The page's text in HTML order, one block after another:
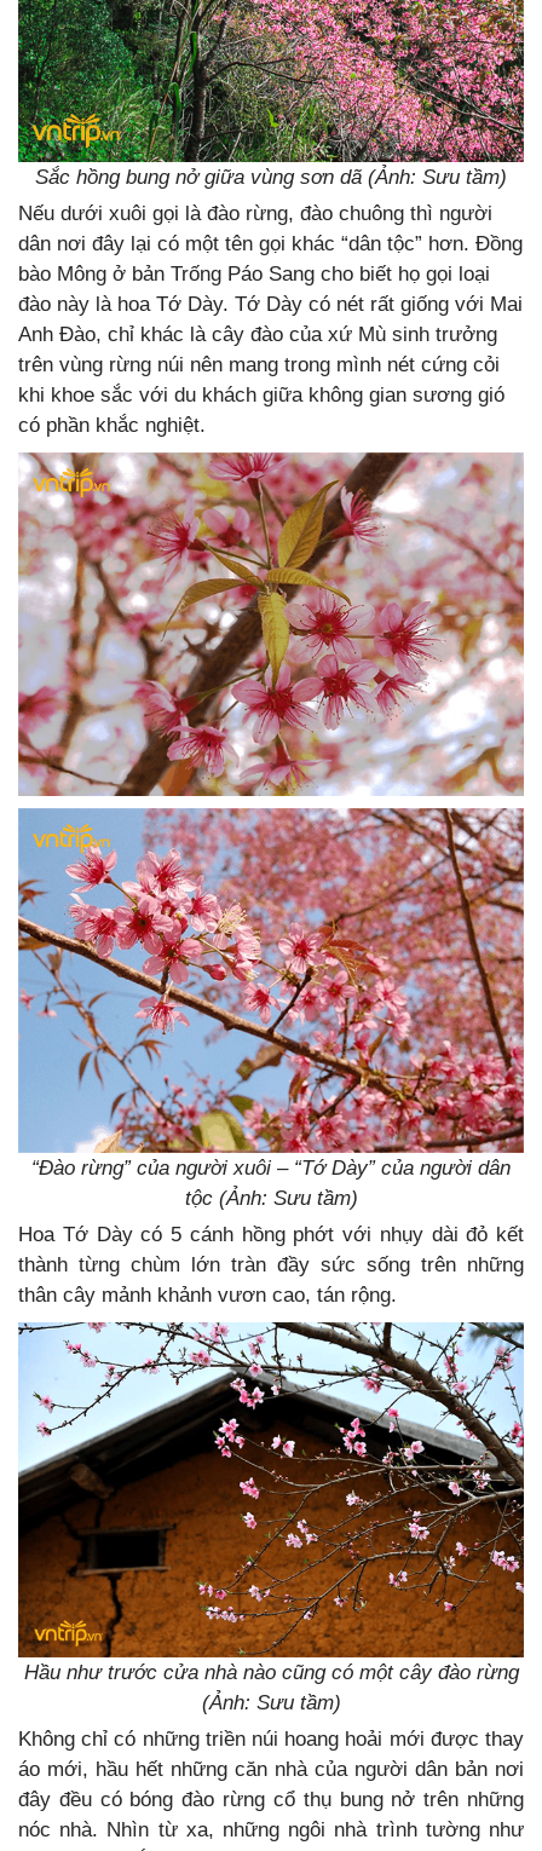
Sắc hồng bung nở giữa vùng sơn dã (Ảnh: Sưu tầm)
Nếu dưới xuôi gọi là đào rừng, đào chuông thì người
dân nơi đây lại có một tên gọi khác “dân tộc” hơn. Đồng
bào Mông ở bản Trống Páo Sang cho biết họ gọi loại
đào này là hoa Tớ Dày. Tớ Dày có nét rất giống với Mai
Anh Đào, chỉ khác là cây đào của xứ Mù sinh trưởng
trên vùng rừng núi nên mang trong mình nét cứng cỏi
khi khoe sắc với du khách giữa không gian sương gió
có phần khắc nghiệt.
“Đào rừng” của người xuôi – “Tớ Dày” của người dân
tộc (Ảnh: Sưu tầm)
Hoa Tớ Dày có 5 cánh hồng phớt với nhụy dài đỏ kết
thành từng chùm lớn tràn đầy sức sống trên những
thân cây mảnh khảnh vươn cao, tán rộng.
Hầu như trước cửa nhà nào cũng có một cây đào rừng
(Ảnh: Sưu tầm)
Không chỉ có những triền núi hoang hoải mới được thay
áo mới, hầu hết những căn nhà của người dân bản nơi
đây đều có bóng đào rừng cổ thụ bung nở trên những
nóc nhà. Nhìn từ xa, những ngôi nhà trình tường như